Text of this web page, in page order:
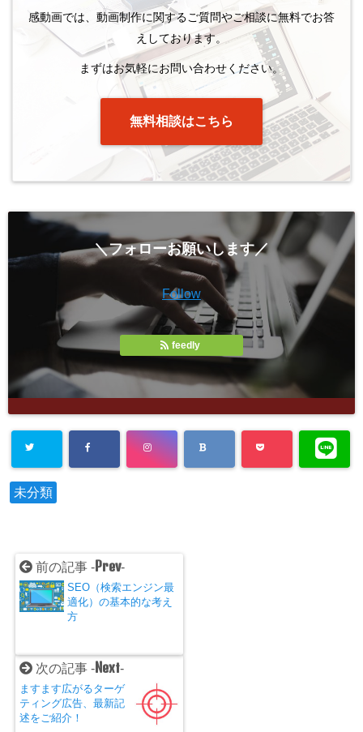
感動画では、動画制作に関するご質問やご相談に無料でお答
えしております。
まずはお気軽にお問い合わせください。
無料相談はこちら
＼フォローお願いします／
Follow
feedly
未分類
前の記事 - Prev-
SEO（検索エンジン最
適化）の基本的な考え
方
次の記事 - Next-
ますます広がるターゲ
ティング広告、最新記
述をご紹介！